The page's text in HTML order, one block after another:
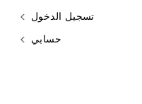
تسجيل الدخول
حسابي